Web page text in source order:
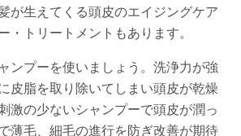
が生えてくる頭皮のエイジングケア
・トリートメントもあります。
ンプーを使いましょう。洗浄力が強
皮脂を取り除いてしまい頭皮が乾燥
激の少ないシャンプーで頭皮が潤っ
薄毛、細毛の進行を防ぎ改善が期待